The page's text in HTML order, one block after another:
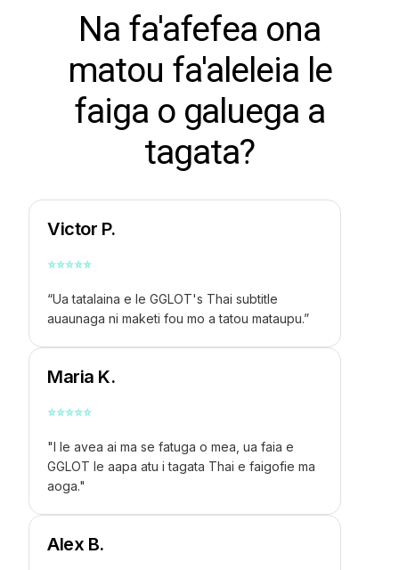
Na fa'afefea ona
matou fa'aleleia le
faiga o galuega a
tagata?
Victor P.
⭐⭐⭐⭐⭐
“Ua tatalaina e le GGLOT's Thai subtitle
auaunaga ni maketi fou mo a tatou mataupu.”
Maria K.
⭐⭐⭐⭐⭐
"I le avea ai ma se fatuga o mea, ua faia e
GGLOT le aapa atu i tagata Thai e faigofie ma
aoga."
Alex B.